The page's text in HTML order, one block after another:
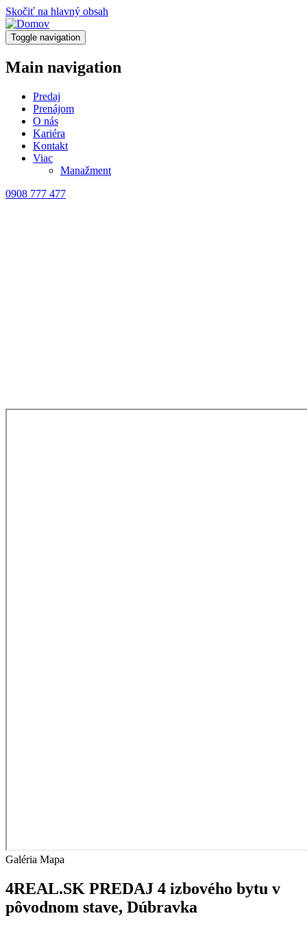
Skočiť na hlavný obsah
Toggle navigation
Main navigation
Predaj
Prenájom
O nás
Kariéra
Kontakt
Viac
Manažment
0908 777 477
Galéria Mapa
4REAL.SK PREDAJ 4 izbového bytu v
pôvodnom stave, Dúbravka